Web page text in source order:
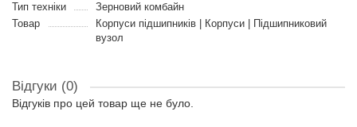
Тип техніки
Зерновий комбайн
Товар
Корпуси підшипників | Корпуси | Підшипниковий
вузол
Відгуки (0)
Відгуків про цей товар ще не було.